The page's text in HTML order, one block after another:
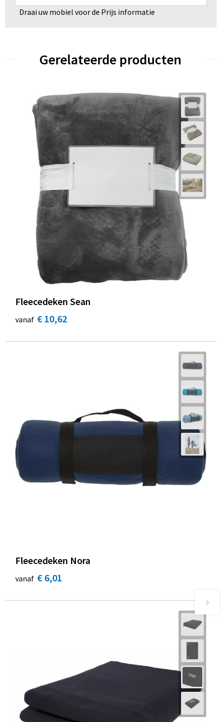
Draai uw mobiel voor de Prijs informatie
Gerelateerde producten
Fleecedeken Sean
vanaf € 10,62
Fleecedeken Nora
vanaf € 6,01